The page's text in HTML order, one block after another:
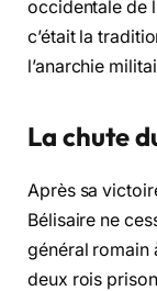
occidentale de
c’était la
l’anarchie
La chute
Après sa
Bélisaire ne
général romain
deux rois